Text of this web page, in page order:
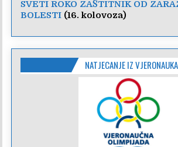
SVETI ROKO ZAŠTITNIK OD
BOLESTI (16. kolovoza)
NATJECANJE IZ VJERONAUKA